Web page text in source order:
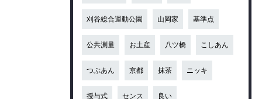
刈谷総合運動公園 山岡家 基準点
公共測量 お土産 八ツ橋 こしあん
つぶあん 京都 抹茶 ニッキ
授与式 センス 良い